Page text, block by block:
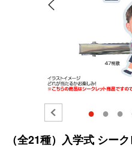
● ● ●
（全21種）入学式 シー